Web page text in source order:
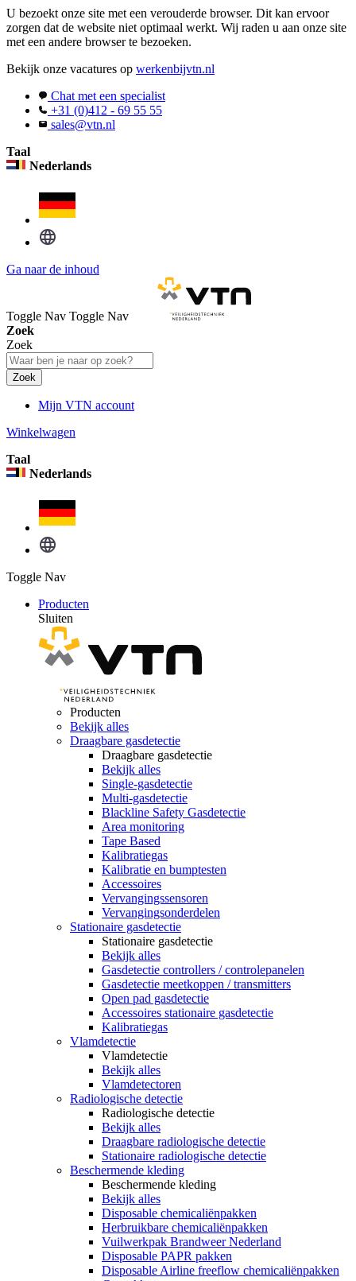
U bezoekt onze site met een verouderde browser. Dit kan ervoor
zorgen dat de website niet optimaal werkt. Wij raden u aan onze site
met een andere browser te bezoeken.
Bekijk onze vacatures op werkenbijvtn.nl
Chat met een specialist
+31 (0)412 - 69 55 55
sales@vtn.nl
Taal
Nederlands
Ga naar de inhoud
Toggle Nav Toggle Nav
Zoek
Zoek
Zoek
Mijn VTN account
Winkelwagen
Taal
Nederlands
Toggle Nav
Producten
Sluiten
Producten
Bekijk alles
Draagbare gasdetectie
Draagbare gasdetectie
Bekijk alles
Single-gasdetectie
Multi-gasdetectie
Blackline Safety Gasdetectie
Area monitoring
Tape Based
Kalibratiegas
Kalibratie en bumptesten
Accessoires
Vervangingssensoren
Vervangingsonderdelen
Stationaire gasdetectie
Stationaire gasdetectie
Bekijk alles
Gasdetectie controllers / controlepanelen
Gasdetectie meetkoppen / transmitters
Open pad gasdetectie
Accessoires stationaire gasdetectie
Kalibratiegas
Vlamdetectie
Vlamdetectie
Bekijk alles
Vlamdetectoren
Radiologische detectie
Radiologische detectie
Bekijk alles
Draagbare radiologische detectie
Stationaire radiologische detectie
Beschermende kleding
Beschermende kleding
Bekijk alles
Disposable chemicaliënpakken
Herbruikbare chemicaliënpakken
Vuilwerkpak Brandweer Nederland
Disposable PAPR pakken
Disposable Airline freeflow chemicaliënpakken